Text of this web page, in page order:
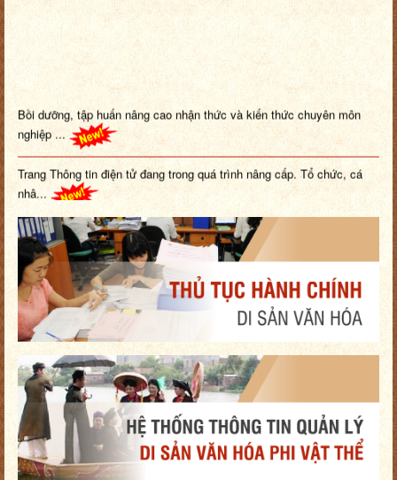
nghiệp ...
Trang Thông tin điện tử đang trong quá trình nâng cấp. Tổ chức, cá
nhâ...